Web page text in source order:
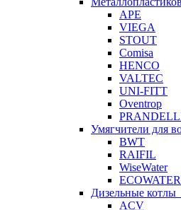
APE
VIEGA
STOUT
Comisa
HENCO
VALTEC
UNI-FITT
Oventrop
Умягчители для
BWT
RAIFIL
WiseWater
ECOWATER
Дизельные котлы
ACV